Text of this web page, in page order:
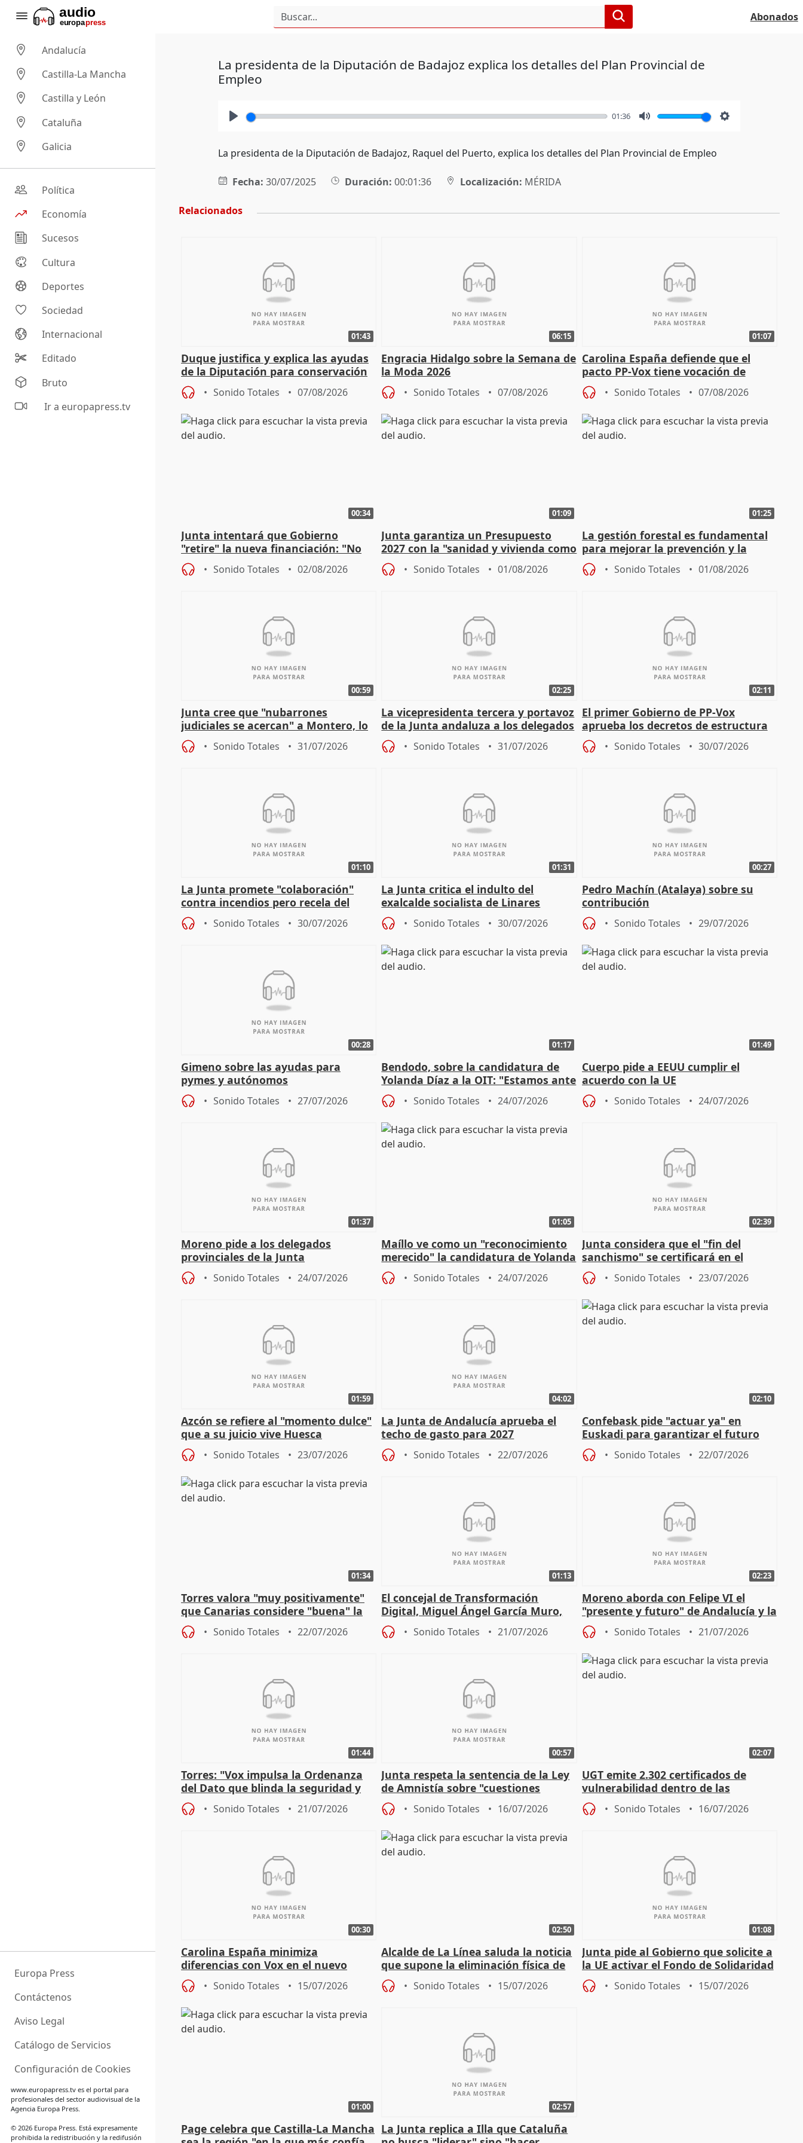
Abonados
Andalucía
Castilla-La Mancha
Castilla y León
Cataluña
Galicia
Política
Economía
Sucesos
Cultura
Deportes
Sociedad
Internacional
Editado
Bruto
Ir a europapress.tv
Europa Press
Contáctenos
Aviso Legal
Catálogo de Servicios
Configuración de Cookies
www.europapress.tves el portal para
profesionales del sector audiovisual de la
Agencia Europa Press.
© 2026 Europa Press. Está expresamente
prohibida la redistribución y la redifusión
La presidenta de la Diputación de Badajoz explica los detalles del Plan Provincial de
Empleo
01:36
La presidenta de la Diputación de Badajoz, Raquel del Puerto, explica los detalles del Plan Provincial de Empleo
Fecha: 30/07/2025 Duración: 00:01:36 Localización: MÉRIDA
Relacionados
01:43
Duque justifica y explica las ayudas
de la Diputación para conservación
del patrimonio
Sonido Totales 07/08/2026
06:15
Engracia Hidalgo sobre la Semana de
la Moda 2026
Sonido Totales 07/08/2026
01:07
Carolina España defiende que el
pacto PP-Vox tiene vocación de
"durar toda la legislatura"
Sonido Totales 07/08/2026
00:34
Junta intentará que Gobierno
"retire" la nueva financiación: "No
puede ser saqueo a las arcas"
Sonido Totales 02/08/2026
01:09
Junta garantiza un Presupuesto
2027 con la "sanidad y vivienda como
prioridades"
Sonido Totales 01/08/2026
01:25
La gestión forestal es fundamental
para mejorar la prevención y la
actuación frente a incendios
Sonido Totales 01/08/2026
00:59
Junta cree que "nubarrones
judiciales se acercan" a Montero, lo
que la lleva a estar en el "ruido pe
Sonido Totales 31/07/2026
02:25
La vicepresidenta tercera y portavoz
de la Junta andaluza a los delegados
territoriales en Málaga
Sonido Totales 31/07/2026
02:11
El primer Gobierno de PP-Vox
aprueba los decretos de estructura
de sus consejerías
Sonido Totales 30/07/2026
01:10
La Junta promete "colaboración"
contra incendios pero recela del
pacto de Estado de Sánchez
Sonido Totales 30/07/2026
01:31
La Junta critica el indulto del
exalcalde socialista de Linares
"condenado por corrupción"
Sonido Totales 30/07/2026
00:27
Pedro Machín (Atalaya) sobre su
contribución
Sonido Totales 29/07/2026
00:28
Gimeno sobre las ayudas para
pymes y autónomos
Sonido Totales 27/07/2026
01:17
Bendodo, sobre la candidatura de
Yolanda Díaz a la OIT: "Estamos ante
un plan de evacuación"
Sonido Totales 24/07/2026
01:49
Cuerpo pide a EEUU cumplir el
acuerdo con la UE
Sonido Totales 24/07/2026
01:37
Moreno pide a los delegados
provinciales de la Junta
"determinación para afrontar los
retos", diálog
Sonido Totales 24/07/2026
01:05
Maíllo ve como un "reconocimiento
merecido" la candidatura de Yolanda
Díaz a la OIT
Sonido Totales 24/07/2026
02:39
Junta considera que el "fin del
sanchismo" se certificará en el
Congreso con la "caída" del techo de
Sonido Totales 23/07/2026
01:59
Azcón se refiere al "momento dulce"
que a su juicio vive Huesca
Sonido Totales 23/07/2026
04:02
La Junta de Andalucía aprueba el
techo de gasto para 2027
Sonido Totales 22/07/2026
02:10
Confebask pide "actuar ya" en
Euskadi para garantizar el futuro
con un pacto de país
Sonido Totales 22/07/2026
01:34
Torres valora "muy positivamente"
que Canarias considere "buena" la
propuesta del CPFF
Sonido Totales 22/07/2026
01:13
El concejal de Transformación
Digital, Miguel Ángel García Muro,
sobre la Ordenanza del Dato
Sonido Totales 21/07/2026
02:23
Moreno aborda con Felipe VI el
"presente y futuro" de Andalucía y la
preocupación por los incendios
Sonido Totales 21/07/2026
01:44
Torres: "Vox impulsa la Ordenanza
del Dato que blinda la seguridad y
los derechos ante al control"
Sonido Totales 21/07/2026
00:57
Junta respeta la sentencia de la Ley
de Amnistía sobre "cuestiones
técnicas" que "no avalan la const
Sonido Totales 16/07/2026
02:07
UGT emite 2.302 certificados de
vulnerabilidad dentro de las
solicitudes de regulación C-LM
Sonido Totales 16/07/2026
00:30
Carolina España minimiza
diferencias con Vox en el nuevo
Gobierno: "Lo importante es que sea
una legSonido Totales 15/07/2026
02:50
Alcalde de La Línea saluda la noticia
que supone la eliminación física de
la Verja de Gibraltar
Sonido Totales 15/07/2026
01:08
Junta pide al Gobierno que solicite a
la UE activar el Fondo de Solidaridad
para afrontar daños del
Sonido Totales 15/07/2026
01:00
Page celebra que Castilla-La Mancha
02:57
La Junta replica a Illa que Cataluña